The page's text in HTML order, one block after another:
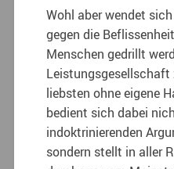
Wohl aber wendet
gegen die
Menschen gedrillt
Leistungsgesellschaft
liebsten ohne eigene
bedient sich dabei
indoktrinierenden
sondern stellt in aller